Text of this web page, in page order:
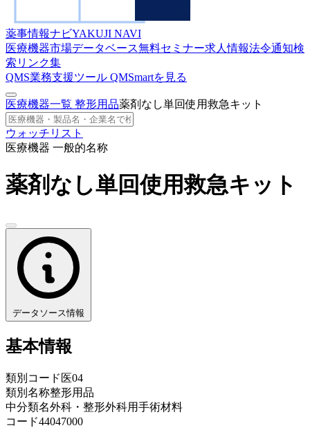
薬事情報ナビYAKUJI NAVI
医療機器市場データベース無料セミナー求人情報法令通知検
索 リンク集
QMS業務支援ツール QMSmartを見る
医療機器一覧 整形用品薬剤なし単回使用救急キット
ウォッチリスト
医療機器 一般的名称
薬剤なし単回使用救急キット
データソース情報
基本情報
類別コード 医04
類別名称整形用品
中分類名外科・整形外科用手術材料
コード44047000